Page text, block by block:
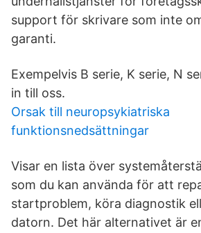
support för skrivare som inte
garanti.
Exempelvis B serie, K serie, N
in till oss.
Orsak till neuropsykiatriska
funktionsnedsättningar
Visar en lista över
som du kan använda för att
startproblem, köra diagnostik
datorn. Det här alternativet är